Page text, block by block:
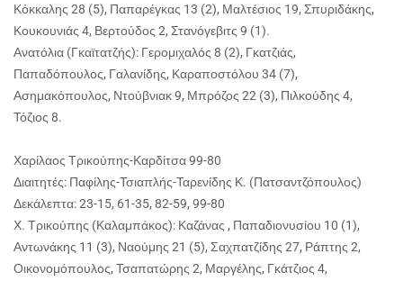
Κόκκαλης 28 (5), Παπαρέγκας 13 (2), Μαλτέσιος 19, Σπυριδάκης,
Κουκουνιάς 4, Βερτούδος 2, Στανόγεβιτς 9 (1).
Ανατόλια (Γκαϊτατζής): Γερομιχαλός 8 (2), Γκατζιάς,
Παπαδόπουλος, Γαλανίδης, Καραποστόλου 34 (7),
Ασημακόπουλος, Ντούβνιακ 9, Μπρόζος 22 (3), Πιλκούδης 4,
Τόζιος 8.
Χαρίλαος Τρικούπης-Καρδίτσα 99-80
Διαιτητές: Παφίλης-Τσιαπλής-Ταρενίδης Κ. (Πατσαντζόπουλος)
Δεκάλεπτα: 23-15, 61-35, 82-59, 99-80
Χ. Τρικούπης (Καλαμπάκος): Καζάνας , Παπαδιονυσίου 10 (1),
Αντωνάκης 11 (3), Ναούμης 21 (5), Σαχπατζίδης 27, Ράπτης 2,
Οικονομόπουλος, Τσαπατώρης 2, Μαργέλης, Γκάτζιος 4,